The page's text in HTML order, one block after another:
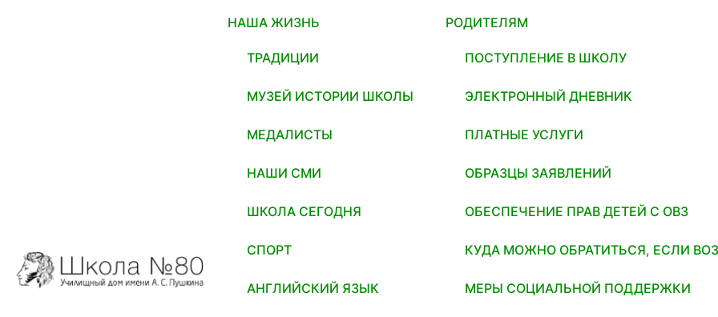
НАША ЖИЗНЬ
ТРАДИЦИИ
МУЗЕЙ ИСТОРИИ ШКОЛЫ
МЕДАЛИСТЫ
НАШИ СМИ
ШКОЛА СЕГОДНЯ
СПОРТ
АНГЛИЙСКИЙ ЯЗЫК
РОДИТЕЛЯМ
ПОСТУПЛЕНИЕ В ШКОЛУ
ЭЛЕКТРОННЫЙ ДНЕВНИК
ПЛАТНЫЕ УСЛУГИ
ОБРАЗЦЫ ЗАЯВЛЕНИЙ
ОБЕСПЕЧЕНИЕ ПРАВ ДЕТЕЙ С ОВЗ
КУДА МОЖНО ОБРАТИТЬСЯ, ЕСЛИ
МЕРЫ СОЦИАЛЬНОЙ ПОДДЕРЖКИ